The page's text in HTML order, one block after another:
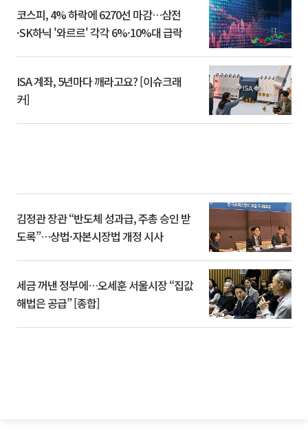
코스피, 4% 하락에 6270선 마감…삼전
·SK하닉 '와르르' 각각 6%·10%대 급락
ISA 계좌, 5년마다 깨라고요? [이슈크래
커]
김정관 장관 “반도체 성과급, 주총 승인 받
도록”…상법·자본시장법 개정 시사
세금 꺼낸 정부에…오세훈 서울시장 “집값
해법은 공급” [종합]